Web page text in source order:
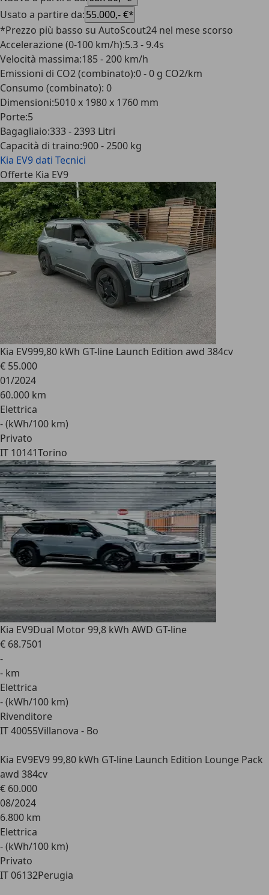
Usato a partire da:55.000,- €*
*Prezzo più basso su AutoScout24 nel mese scorso
Accelerazione (0-100 km/h):5.3 - 9.4s
Velocità massima:185 - 200 km/h
Emissioni di CO2 (combinato):0 - 0 g CO2/km
Consumo (combinato): 0
Dimensioni:5010 x 1980 x 1760 mm
Porte:5
Bagagliaio:333 - 2393 Litri
Capacità di traino:900 - 2500 kg
Kia EV9 dati Tecnici
Offerte Kia EV9
Kia EV999,80 kWh GT-line Launch Edition awd 384cv
€ 55.000
01/2024
60.000 km
Elettrica
- (kWh/100 km)
Privato
IT 10141Torino
Kia EV9Dual Motor 99,8 kWh AWD GT-line
€ 68.7501
-
- km
Elettrica
- (kWh/100 km)
Rivenditore
IT 40055Villanova - Bo
Kia EV9EV9 99,80 kWh GT-line Launch Edition Lounge Pack
awd 384cv
€ 60.000
08/2024
6.800 km
Elettrica
- (kWh/100 km)
Privato
IT 06132Perugia